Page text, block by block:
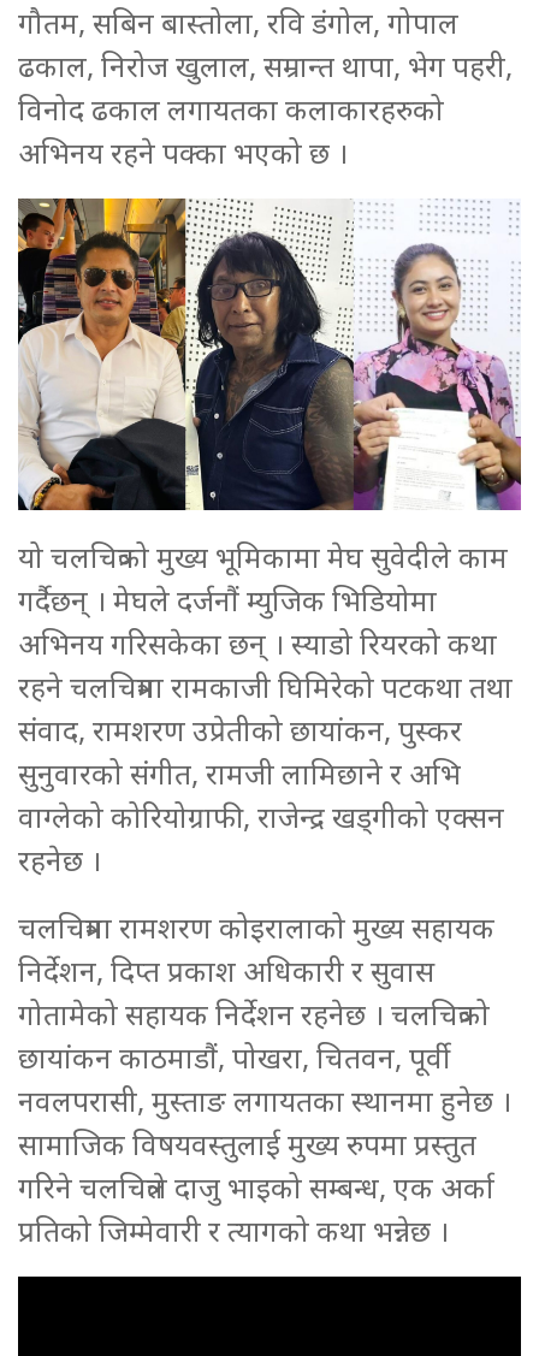
गौतम, सबिन बास्तोला, रवि डंगोल, गोपाल
ढकाल, निरोज खुलाल, सम्रान्त थापा, भेग पहरी,
विनोद ढकाल लगायतका कलाकारहरुको
अभिनय रहने पक्का भएको छ ।
यो चलचित्रको मुख्य भूमिकामा मेघ सुवेदीले काम
गर्दैछन् । मेघले दर्जनौं म्युजिक भिडियोमा
अभिनय गरिसकेका छन् । स्याडो रियरको कथा
रहने चलचित्रमा रामकाजी घिमिरेको पटकथा तथा
संवाद, रामशरण उप्रेतीको छायांकन, पुस्कर
सुनुवारको संगीत, रामजी लामिछाने र अभि
वाग्लेको कोरियोग्राफी, राजेन्द्र खड्गीको एक्सन
रहनेछ ।
चलचित्रमा रामशरण कोइरालाको मुख्य सहायक
निर्देशन, दिप्त प्रकाश अधिकारी र सुवास
गोतामेको सहायक निर्देशन रहनेछ । चलचित्रको
छायांकन काठमाडौं, पोखरा, चितवन, पूर्वी
नवलपरासी, मुस्ताङ लगायतका स्थानमा हुनेछ ।
सामाजिक विषयवस्तुलाई मुख्य रुपमा प्रस्तुत
गरिने चलचित्रले दाजु भाइको सम्बन्ध, एक अर्का
प्रतिको जिम्मेवारी र त्यागको कथा भन्नेछ ।